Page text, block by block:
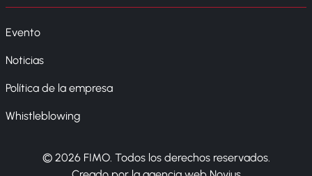
Evento
Noticias
Política de la empresa
Whistleblowing
© 2026 FIMO. Todos los derechos reservados.